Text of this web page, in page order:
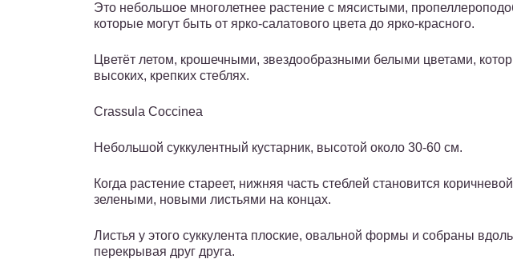
Это небольшое многолетнее растение с мясистыми,
которые могут быть от ярко-салатового цвета до ярко-красного.
Цветёт летом, крошечными, звездообразными белыми цветами,
высоких, крепких стеблях.
Crassula Coccinea
Небольшой суккулентный кустарник, высотой около 30-60 см.
Когда растение стареет, нижняя часть стеблей становится
зелеными, новыми листьями на концах.
Листья у этого суккулента плоские, овальной формы и собраны
перекрывая друг друга.